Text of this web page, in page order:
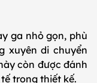
ga nhỏ gọn, phù
xuyên di chuyển
còn được đánh
trong thiết kế.